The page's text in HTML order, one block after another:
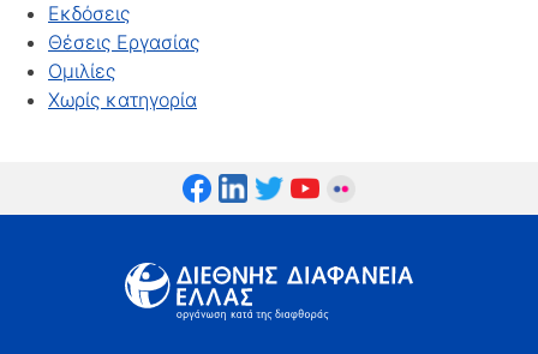
Εκδόσεις
Θέσεις Εργασίας
Ομιλίες
Χωρίς κατηγορία